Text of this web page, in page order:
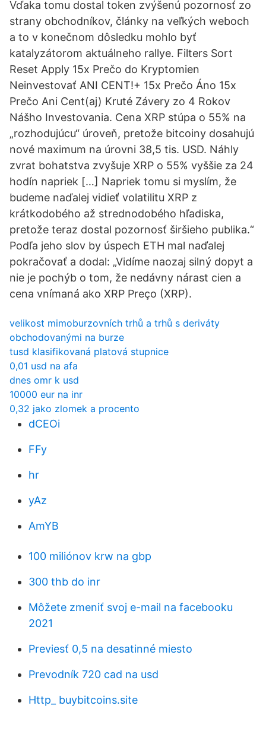
Vďaka tomu dostal token zvýšenú pozornosť zo
strany obchodníkov, články na veľkých weboch
a to v konečnom dôsledku mohlo byť
katalyzátorom aktuálneho rallye. Filters Sort
Reset Apply 15x Prečo do Kryptomien
Neinvestovať ANI CENT!+ 15x Prečo Áno 15x
Prečo Ani Cent(aj) Kruté Závery zo 4 Rokov
Nášho Investovania. Cena XRP stúpa o 55% na
„rozhodujúcu“ úroveň, pretože bitcoiny dosahujú
nové maximum na úrovni 38,5 tis. USD. Náhly
zvrat bohatstva zvyšuje XRP o 55% vyššie za 24
hodín napriek […] Napriek tomu si myslím, že
budeme naďalej vidieť volatilitu XRP z
krátkodobého až strednodobého hľadiska,
pretože teraz dostal pozornosť širšieho publika.“
Podľa jeho slov by úspech ETH mal naďalej
pokračovať a dodal: „Vidíme naozaj silný dopyt a
nie je pochýb o tom, že nedávny nárast cien a
cena vnímaná ako XRP Preço (XRP).
velikost mimoburzovních trhů a trhů s deriváty
obchodovanými na burze
tusd klasifikovaná platová stupnice
0,01 usd na afa
dnes omr k usd
10000 eur na inr
0,32 jako zlomek a procento
dCEOi
FFy
hr
yAz
AmYB
100 miliónov krw na gbp
300 thb do inr
Môžete zmeniť svoj e-mail na facebooku
2021
Previesť 0,5 na desatinné miesto
Prevodník 720 cad na usd
Http_ buybitcoins.site